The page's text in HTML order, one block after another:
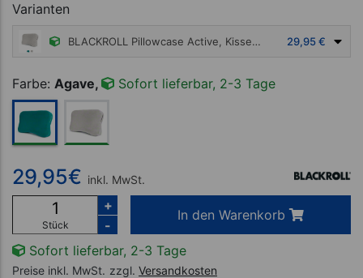
Varianten
BLACKROLL Pillowcase Active, Kissenbezug für Recovery Pillow 29,95 €
Farbe: Agave, Sofort lieferbar, 2-3 Tage
29,95€ inkl. MwSt.
Stück
+
-
In den Warenkorb
Sofort lieferbar, 2-3 Tage
Preise inkl. MwSt. zzgl. Versandkosten